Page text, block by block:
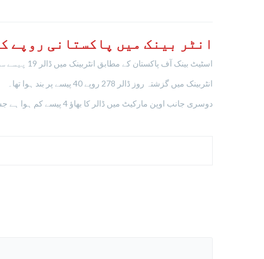
انٹر بینک میں پاکستانی روپے
اسٹیٹ بینک آف پاکستان کے مطابق انٹربینک میں ڈالر 19 پیسے سستا ہوکر 278 روپے 21 پیسے کا ہوگیا ہے۔
انٹربینک میں گزشتہ روز ڈالر 278 روپے 40 پیسے پر بند ہوا تھا۔
دوسری جانب اوپن مارکیٹ میں ڈالر کا بھاؤ 4 پیسے کم ہوا ہے جس کے بعد ڈالر 279 روپے50 پیسے کا ہے۔